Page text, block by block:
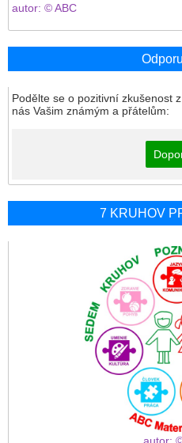
autor: © ABC
Podělte se o pozitivní zkušenost
nás Vašim známým a přátelům:
7 KRUHOV
autor: